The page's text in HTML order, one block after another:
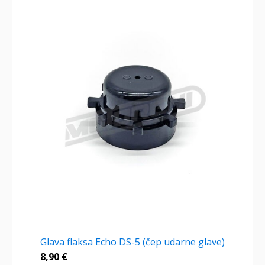
Glava flaksa Echo DS-5 (čep udarne glave)
8,90 €